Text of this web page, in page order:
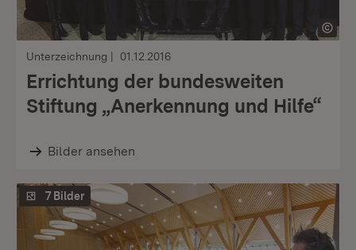
Unterzeichnung 01.12.2016
Errichtung der bundesweiten
Stiftung „Anerkennung und Hilfe“
Bilder ansehen
7 Bilder